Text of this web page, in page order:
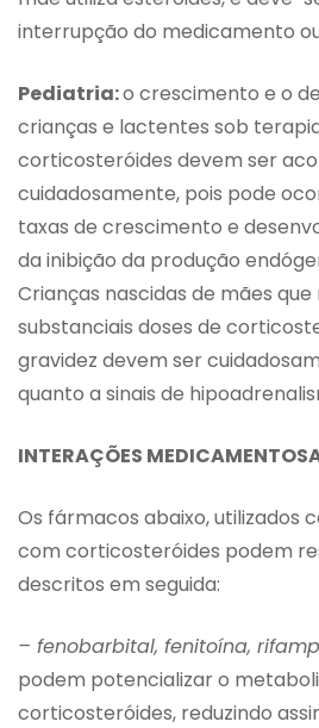
interrupção do medicamento
Pediatria:o crescimento e o
crianças e lactentes sob
corticosteróides devem ser
cuidadosamente, pois pode
taxas de crescimento e
da inibição da produção
Crianças nascidas de mães
substanciais doses de
gravidez devem ser
quanto a sinais de
INTERAÇÕES
Os fármacos abaixo, utilizados
com corticosteróides podem
descritos em seguida:
– fenobarbital, fenitoína,
podem potencializar o
corticosteróides, reduzindo